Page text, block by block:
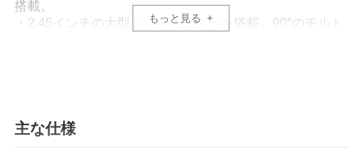
搭載。
・2.45インチの大型タッチモニターを搭載。90°のチルト
・本体のボタンは電源ボタンと撮影ボタンの２つだけ。
どなたでも簡単に操作可能です。
もっと見る
主な仕様